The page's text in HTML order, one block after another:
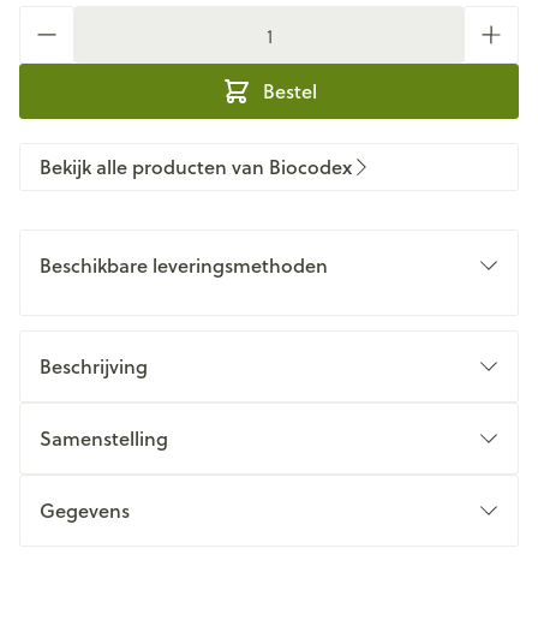
Bestel
Bekijk alle producten van Biocodex
Beschikbare leveringsmethoden
Beschrijving
Samenstelling
Gegevens